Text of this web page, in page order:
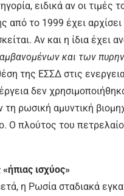
ειδικά αν οι
από το 1999 έχει
Αν και η ίδια έχει
και των
της ΕΣΣΔ στις
δεν
τη ρωσική αμυντική
Ο πλούτος του
ισχύος»
η Ρωσία σταδιακά